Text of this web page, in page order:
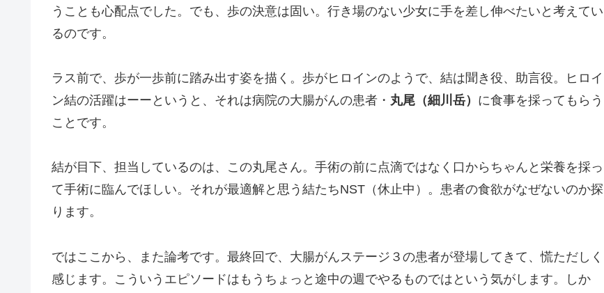
うことも心配点でした。でも、歩の決意は固い。行き場のない少女に手を差し伸べたいと考えてい
るのです。
ラス前で、歩が一歩前に踏み出す姿を描く。歩がヒロインのようで、結は聞き役、助言役。ヒロイ
ン結の活躍はーーというと、それは病院の大腸がんの患者・ 丸尾（細川岳） に食事を採ってもらう
ことです。
結が目下、担当しているのは、この丸尾さん。手術の前に点滴ではなく口からちゃんと栄養を採っ
て手術に臨んでほしい。それが最適解と思う結たちNST（休止中）。患者の食欲がなぜないのか探
ります。
ではここから、また論考です。最終回で、大腸がんステージ３の患者が登場してきて、慌ただしく
感じます。こういうエピソードはもうちょっと途中の週でやるものではという気がします。しか